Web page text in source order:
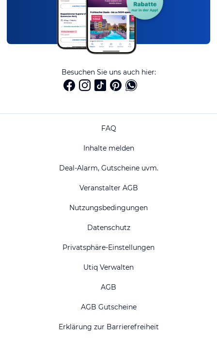
Besuchen Sie uns auch hier:
FAQ
Inhalte melden
Deal-Alarm, Gutscheine uvm.
Veranstalter AGB
Nutzungsbedingungen
Datenschutz
Privatsphäre-Einstellungen
Utiq Verwalten
AGB
AGB Gutscheine
Erklärung zur Barrierefreiheit